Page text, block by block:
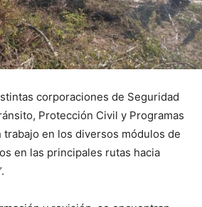
corporaciones de Seguridad
Protección Civil y Programas
en los diversos módulos de
en las principales rutas hacia